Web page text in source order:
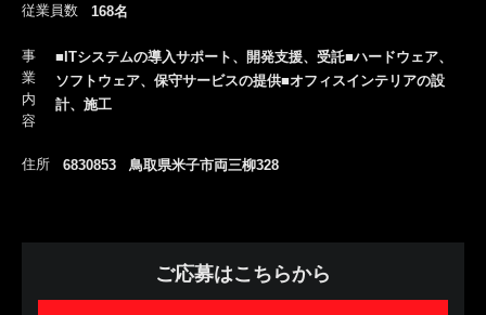
従業員数 168名
事
業
内
容
■ITシステムの導入サポート、開発支援、受託■ハードウェア、
ソフトウェア、保守サービスの提供■オフィスインテリアの設
計、施工
住所 6830853 鳥取県米子市両三柳328
ご応募はこちらから